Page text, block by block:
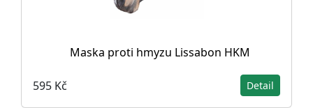
Maska proti hmyzu Lissabon HKM
595 Kč Detail